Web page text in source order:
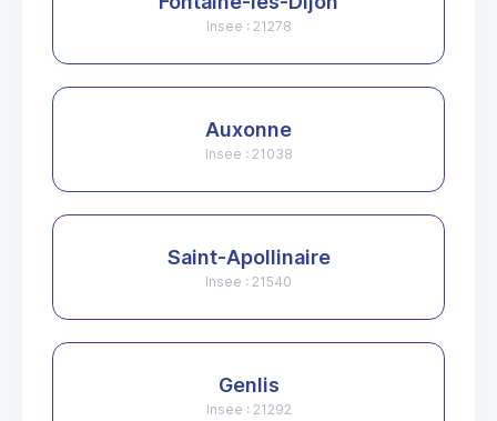
Insee : 21278
Auxonne
Insee : 21038
Saint-Apollinaire
Insee : 21540
Genlis
Insee : 21292